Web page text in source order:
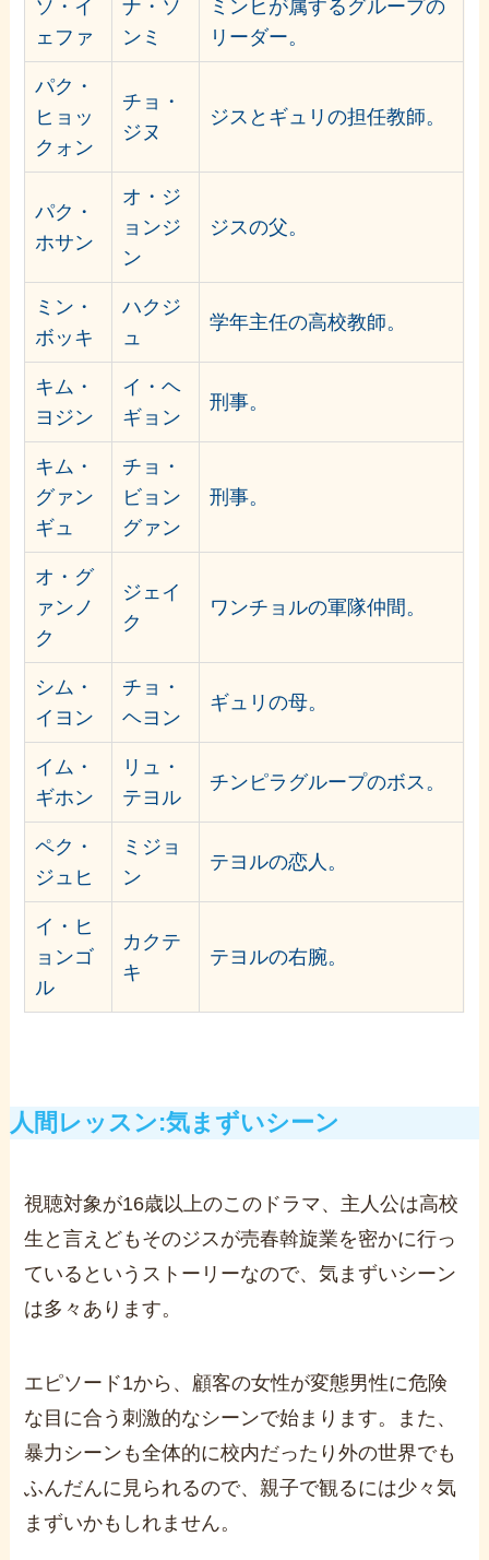
ソ・イ
ェファ
ナ・ソ
ンミ
ミンヒが属するグループの
リーダー。
パク・
ヒョッ
クォン
チョ・
ジヌ
ジスとギュリの担任教師。
パク・
ホサン
オ・ジ
ョンジ
ン
ジスの父。
ミン・
ボッキ
ハクジ
ュ
学年主任の高校教師。
キム・
ヨジン
イ・ヘ
ギョン
刑事。
キム・
グァン
ギュ
チョ・
ビョン
グァン
刑事。
オ・グ
ァンノ
ク
ジェイ
ク
ワンチョルの軍隊仲間。
シム・
イヨン
チョ・
ヘヨン
ギュリの母。
イム・
ギホン
リュ・
テヨル
チンピラグループのボス。
ペク・
ジュヒ
ミジョ
ン
テヨルの恋人。
イ・ヒ
ョンゴ
ル
カクテ
キ
テヨルの右腕。
人間レッスン:気まずいシーン
視聴対象が16歳以上のこのドラマ、主人公は高校
生と言えどもそのジスが売春斡旋業を密かに行っ
ているというストーリーなので、気まずいシーン
は多々あります。
エピソード1から、顧客の女性が変態男性に危険
な目に合う刺激的なシーンで始まります。
また、
暴力シーンも全体的に校内だったり外の世界でも
ふんだんに見られるので、親子で観るには少々気
まずいかもしれません。